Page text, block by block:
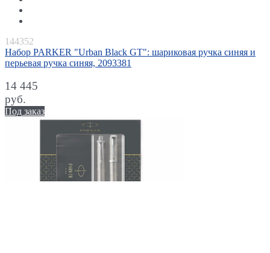
144352
Набор PARKER "Urban Black GT": шариковая ручка синяя и
перьевая ручка синяя, 2093381
14 445
руб.
Под заказ